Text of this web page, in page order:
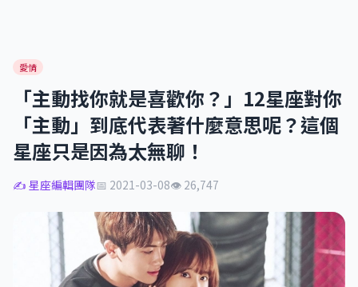
愛情
「主動找你就是喜歡你？」12星座對你
「主動」到底代表著什麼意思呢？這個
星座只是因為太無聊！
✍️ 星座編輯團隊📅 2021-03-08👁 26,747